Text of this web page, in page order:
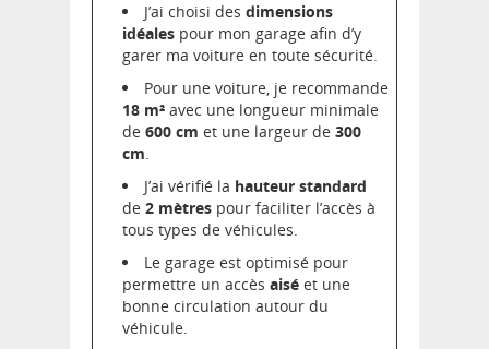
J’ai choisi des dimensions
idéales pour mon garage afin d’y
garer ma voiture en toute sécurité.
Pour une voiture, je recommande
18 m² avec une longueur minimale
de 600 cm et une largeur de 300
cm.
J’ai vérifié la hauteur standard
de 2 mètres pour faciliter l’accès à
tous types de véhicules.
Le garage est optimisé pour
permettre un accès aisé et une
bonne circulation autour du
véhicule.